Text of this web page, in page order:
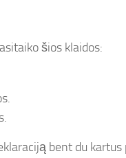
šios klaidos:
bent du